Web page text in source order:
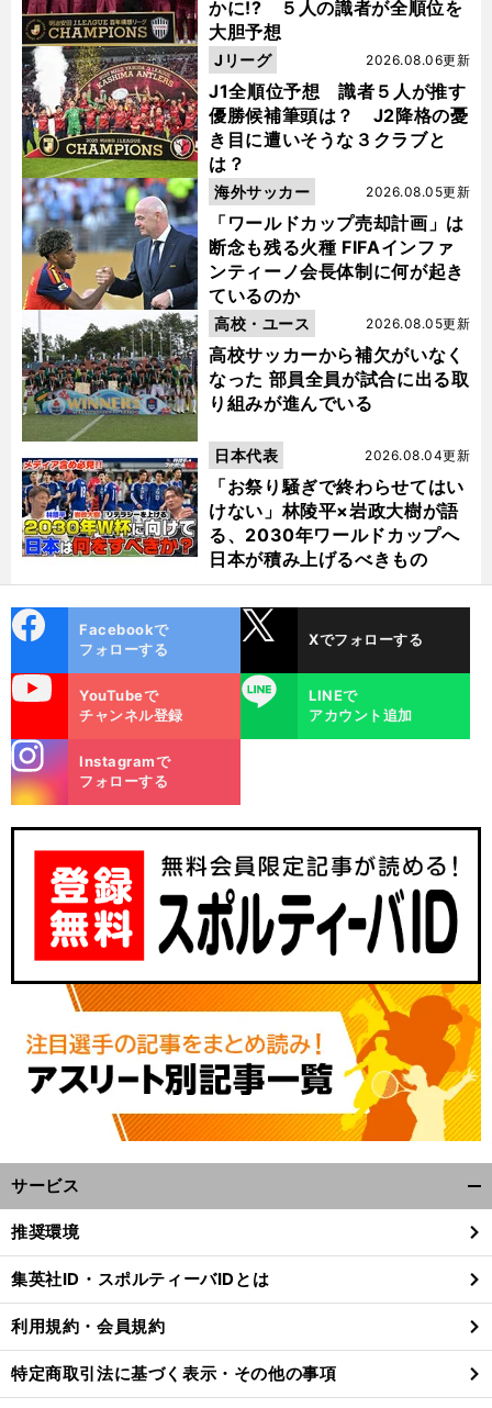
かに!? ５人の識者が全順位を
大胆予想
J1全順位予想 識者５人が推す
優勝候補筆頭は？ J2降格の憂
き目に遭いそうな３クラブと
は？
2026.08.06更新
Jリーグ
「ワールドカップ売却計画」は
断念も残る火種 FIFAインファ
ンティーノ会長体制に何が起き
ているのか
2026.08.05更新
海外サッカー
高校サッカーから補欠がいなく
なった 部員全員が試合に出る取
り組みが進んでいる
2026.08.05更新
高校・ユース
「お祭り騒ぎで終わらせてはい
けない」林陵平×岩政大樹が語
る、2030年ワールドカップへ
日本が積み上げるべきもの
2026.08.04更新
日本代表
ok
Facebookで
フォローする
Xでフォローする
YouTubeで
チャンネル登録
LINE
LINEで
アカウント追加
m
Instagramで
フォローする
サービス
閉
る
推奨環境
集英社ID・スポルティーバIDとは
利用規約・会員規約
特定商取引法に基づく表示・その他の事項